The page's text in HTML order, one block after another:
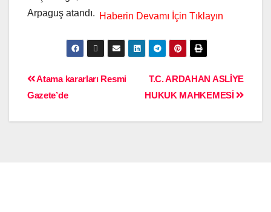
Arpaguş atandı.
T.C. ARDAHAN ASLİYE
HUKUK MAHKEMESİ
Atama kararları Resmi
Gazete’de